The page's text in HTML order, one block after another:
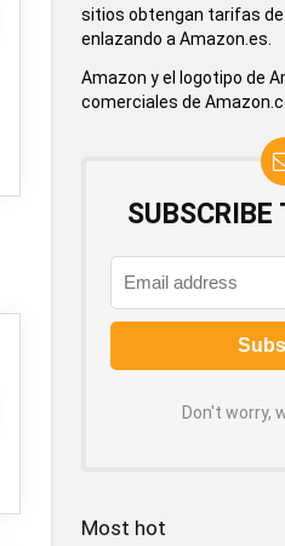
sitios obtengan tarifas
enlazando a Amazon.es.
Amazon y el logotipo de
comerciales de
SUBSCRIBE
Don't worry,
Most hot